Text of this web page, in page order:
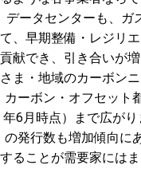
データセンターも、ガ
て、早期整備・レジリ
貢献でき、引き合いが
さま・地域のカーボン
カーボン・オフセット
年6月時点）まで広が
の発行数も増加傾向に
することが需要家には